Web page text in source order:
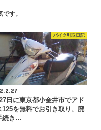
す。
バイク引取日記
日に東京都小金井市でアド
125を無料でお引き取り、廃
続き…